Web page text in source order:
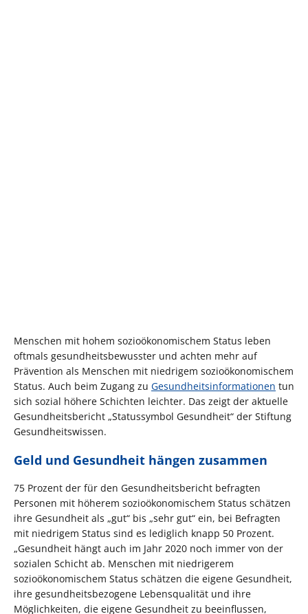
Menschen mit hohem sozioökonomischem Status leben
oftmals gesundheitsbewusster und achten mehr auf
Prävention als Menschen mit niedrigem sozioökonomischem
Status. Auch beim Zugang zu Gesundheitsinformationen tun
sich sozial höhere Schichten leichter. Das zeigt der aktuelle
Gesundheitsbericht „Statussymbol Gesundheit“ der Stiftung
Gesundheitswissen.
Geld und Gesundheit hängen zusammen
75 Prozent der für den Gesundheitsbericht befragten
Personen mit höherem sozioökonomischem Status schätzen
ihre Gesundheit als „gut“ bis „sehr gut“ ein, bei Befragten
mit niedrigem Status sind es lediglich knapp 50 Prozent.
„Gesundheit hängt auch im Jahr 2020 noch immer von der
sozialen Schicht ab. Menschen mit niedrigerem
sozioökonomischem Status schätzen die eigene Gesundheit,
ihre gesundheitsbezogene Lebensqualität und ihre
Möglichkeiten, die eigene Gesundheit zu beeinflussen,